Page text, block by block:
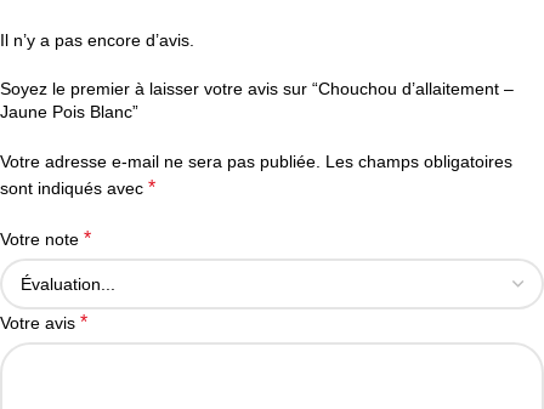
Il n’y a pas encore d’avis.
Soyez le premier à laisser votre avis sur “Chouchou d’allaitement –
Jaune Pois Blanc”
Votre adresse e-mail ne sera pas publiée. Les champs obligatoires
sont indiqués avec *
Votre note *
Votre avis *